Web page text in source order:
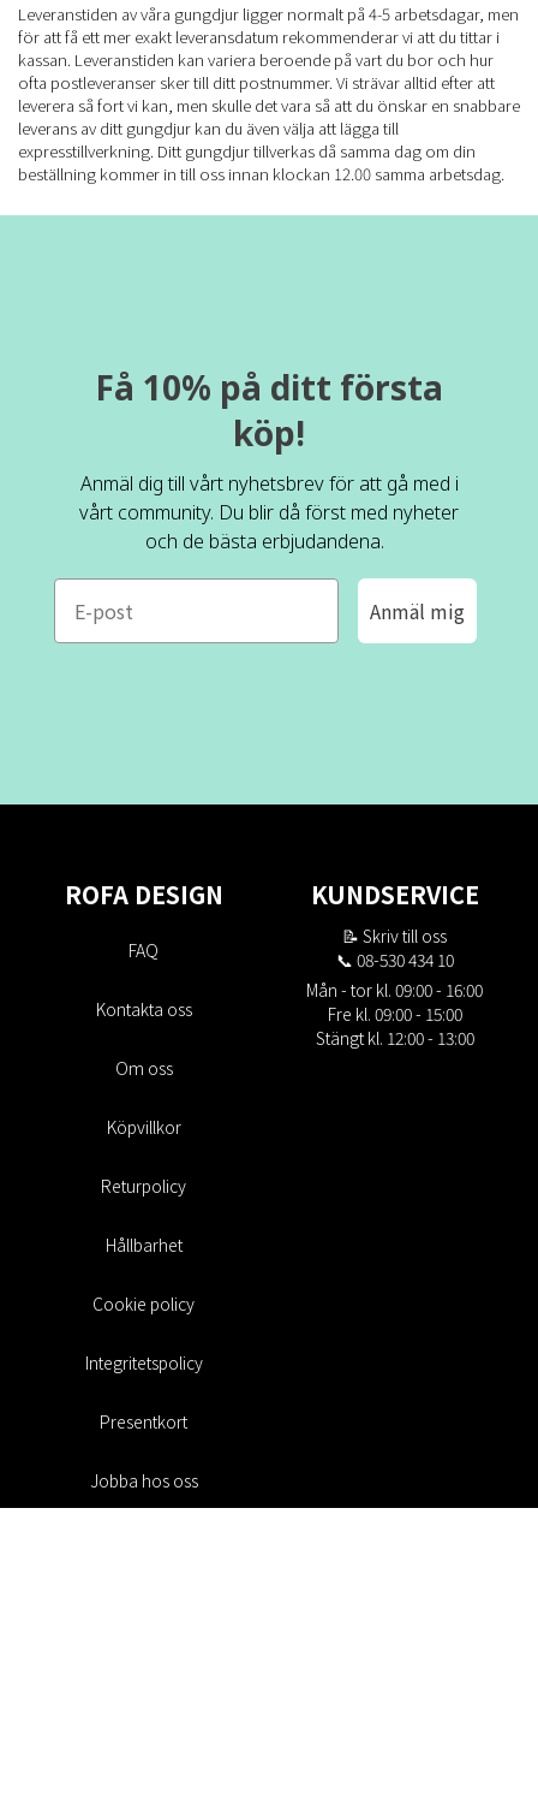
Leveranstiden av våra gungdjur ligger normalt på 4-5 arbetsdagar, men
för att få ett mer exakt leveransdatum rekommenderar vi att du tittar i
kassan. Leveranstiden kan variera beroende på vart du bor och hur
ofta postleveranser sker till ditt postnummer. Vi strävar alltid efter att
leverera så fort vi kan, men skulle det vara så att du önskar en snabbare
leverans av ditt gungdjur kan du även välja att lägga till
expresstillverkning. Ditt gungdjur tillverkas då samma dag om din
beställning kommer in till oss innan klockan 12.00 samma arbetsdag.
Få 10% på ditt första
köp!
Anmäl dig till vårt nyhetsbrev för att gå med i
vårt community. Du blir då först med nyheter
och de bästa erbjudandena.
e-mail
Anmäl mig
ROFA DESIGN
FAQ
Kontakta oss
Om oss
Köpvillkor
Returpolicy
Hållbarhet
Cookie policy
Integritetspolicy
Presentkort
Jobba hos oss
KUNDSERVICE
📝 Skriv till oss
📞 08-530 434 10
Mån - tor kl. 09:00 - 16:00
Fre kl. 09:00 - 15:00
Stängt kl. 12:00 - 13:00